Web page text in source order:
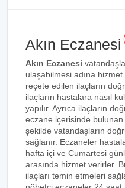
Akın Eczanesi
Akın Eczanesi
ulaşabilmesi adına
reçete edilen ilaçların
ilaçların hastalara nasıl
yapılır. Ayrıca ilaçların
eczane içerisinde bulunan
şekilde vatandaşların
sağlanır. Eczaneler
hafta içi ve Cumartesi
arasında hizmet verirler.
ilaçları temin etmeleri